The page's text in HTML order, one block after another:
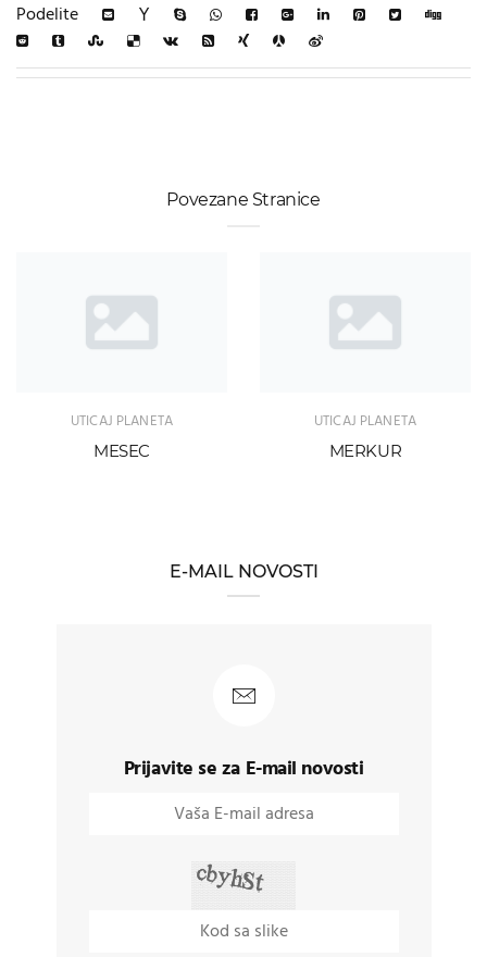
Podelite
Povezane Stranice
UTICAJ PLANETA
MESEC
UTICAJ PLANETA
MERKUR
E-MAIL NOVOSTI
Prijavite se za E-mail novosti